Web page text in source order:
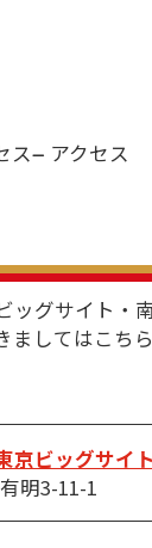
ス アクセス
グサイト・
してはこち
ビッグサイト
明3-11-1